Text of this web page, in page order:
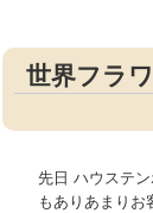
世界フラ
先日 ハウステ
もありあまり